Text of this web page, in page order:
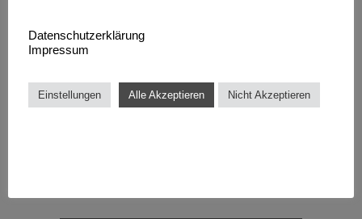
Herzlichen Glückwunsch an
1. Juni 2023
Datenschutzerklärung
Impressum
Einstellungen Alle Akzeptieren Nicht Akzeptieren